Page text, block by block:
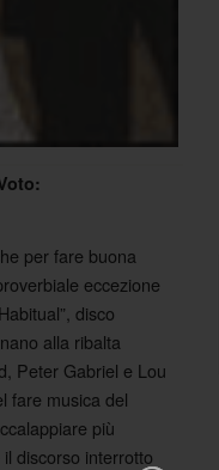
per fare buona
eccezione
disco
alla ribalta
Peter Gabriel e Lou
fare musica del
più
discorso interrotto